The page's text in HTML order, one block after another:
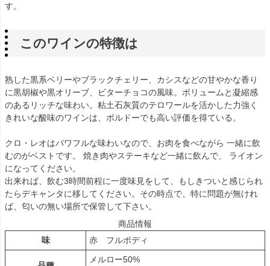
す。
このワインの特徴は
熟した黒系ベリーやブラックチェリー、カシスなどの甘やかな香り
に黒胡椒や黒オリーブ、ビターチョコの風味。ボリュームと凝縮感
のあるリッチな味わい。粘土石灰質のテロワールを活かした力強く
きれいな酸味のワインは、ボルドーでも高い評価を得ている。
クロ・レオはパワフルな味わいなので、お肉を食べながら 一緒に飲
むのがベストです。 焼き肉やステーキなど一緒に飲んで、 ライオン
になってください。
出来れば、飲む3時間前程に一度味見をして、もしきついと感じられ
たらデキャンタに移してください。その時点で、特に問題が無けれ
ば、匂いの無い場所で保管して下さい。
商品情報
味
赤 フルボディ
メルロー50%